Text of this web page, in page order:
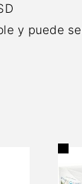
y puede